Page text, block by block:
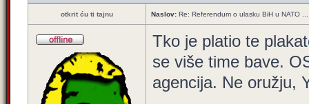
otkrit ću ti tajnu Naslov: Re: Referendum o ulasku BiH u NATO ...
Tko je platio te
se više time bave.
agencija. Ne oružju,